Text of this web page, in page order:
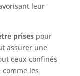
leur
prisespour
assurer une
ceux confinés
les